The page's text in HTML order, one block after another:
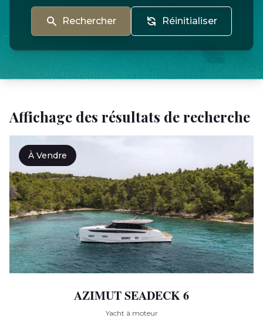
Rechercher Réinitialiser
Affichage des résultats de recherche
À Vendre
AZIMUT SEADECK 6
Yacht à moteur